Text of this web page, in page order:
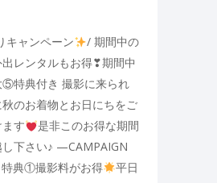
キャンペーン
/ 期間中の
レンタルもお得❣期間中
⑤特典付き 撮影に来られ
のお着物とお日にちをご
す
是非このお得な期間
し下さい♪ —CAMPAIGN
典①撮影料がお得
平日